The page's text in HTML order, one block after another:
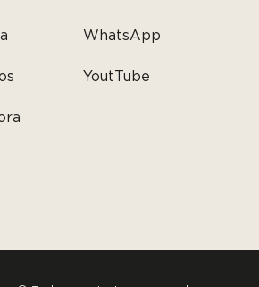
WhatsApp
YoutTube